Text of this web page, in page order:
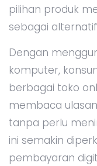
pilihan produk
sebagai
Dengan
komputer,
berbagai toko
membaca
tanpa perlu
ini semakin
pembayaran